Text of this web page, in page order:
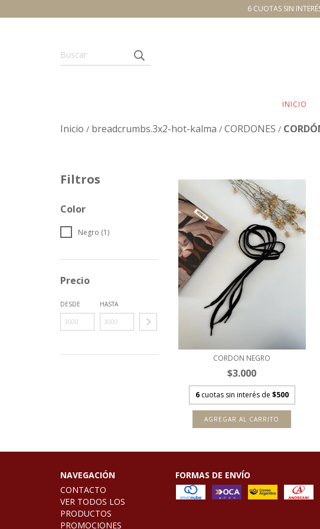
6 CUOTAS SIN
INICIO
Inicio / breadcrumbs.3x2-hot-kalma / CORDONES /
Filtros
Color
Negro (1)
Precio
DESDE HASTA
CORDON NEGRO
$3.000
6 cuotas sin interés de $500
AGREGAR AL CARRITO
NAVEGACIÓN
CONTACTO
VER TODOS LOS
PRODUCTOS
PROMOCIONES
FORMAS DE ENVÍO